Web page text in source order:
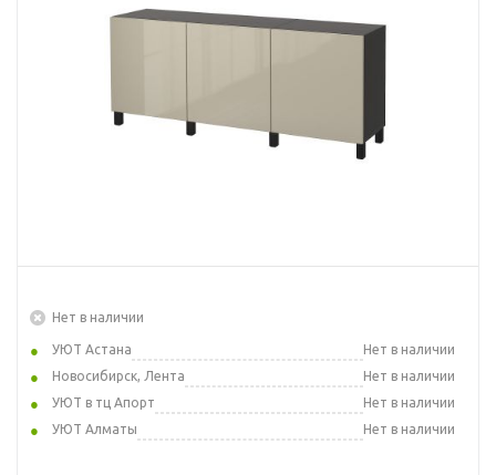
Нет в наличии
УЮТ Астана
Нет в наличии
Новосибирск, Лента
Нет в наличии
УЮТ в тц Апорт
Нет в наличии
УЮТ Алматы
Нет в наличии